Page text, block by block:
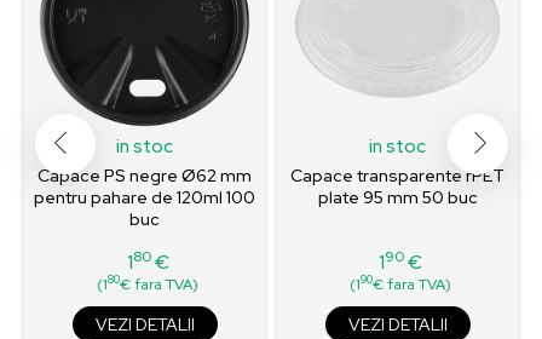
in stoc
Capace PS negre Ø62 mm
pentru pahare de 120ml 100
buc
Pret
180€
(180€ fara TVA)
VEZI DETALII
in stoc
Capace transparente rPET
plate 95 mm 50 buc
Pret
190€
(190€ fara TVA)
VEZI DETALII